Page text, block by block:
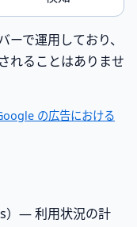
で運用しており、
れることはありませ
の広告における
）— 利用状況の計